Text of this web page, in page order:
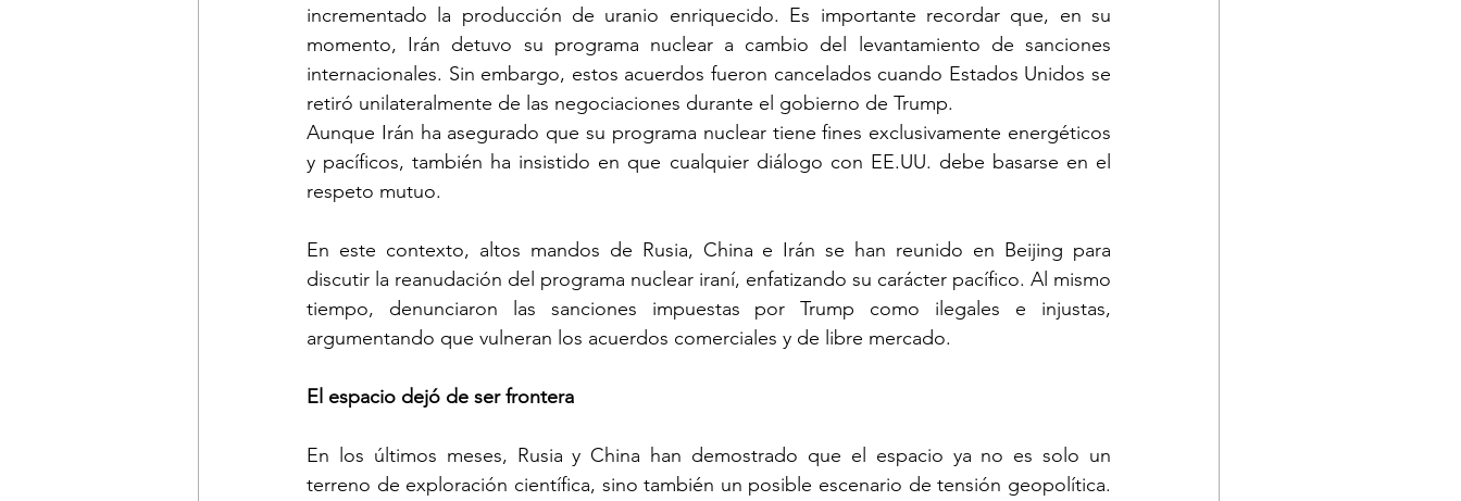
incrementado la producción de uranio enriquecido. Es importante recordar que, en su
momento, Irán detuvo su programa nuclear a cambio del levantamiento de sanciones
internacionales. Sin embargo, estos acuerdos fueron cancelados cuando Estados Unidos se
retiró unilateralmente de las negociaciones durante el gobierno de Trump.
Aunque Irán ha asegurado que su programa nuclear tiene fines exclusivamente energéticos
y pacíficos, también ha insistido en que cualquier diálogo con EE.UU. debe basarse en el
respeto mutuo.
En este contexto, altos mandos de Rusia, China e Irán se han reunido en Beijing para
discutir la reanudación del programa nuclear iraní, enfatizando su carácter pacífico. Al mismo
tiempo, denunciaron las sanciones impuestas por Trump como ilegales e injustas,
argumentando que vulneran los acuerdos comerciales y de libre mercado.
El espacio dejó de ser frontera
En los últimos meses, Rusia y China han demostrado que el espacio ya no es solo un
terreno de exploración científica, sino también un posible escenario de tensión geopolítica.